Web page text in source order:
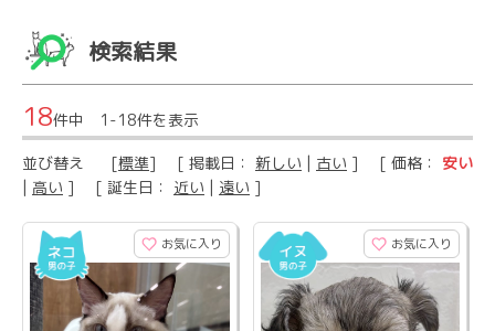
検索結果
18件中 1-18件を表示
並び替え [標準] [ 掲載日： 新しい | 古い ] [ 価格： 安い
| 高い ] [ 誕生日： 近い | 遠い ]
お気に入り お気に入り